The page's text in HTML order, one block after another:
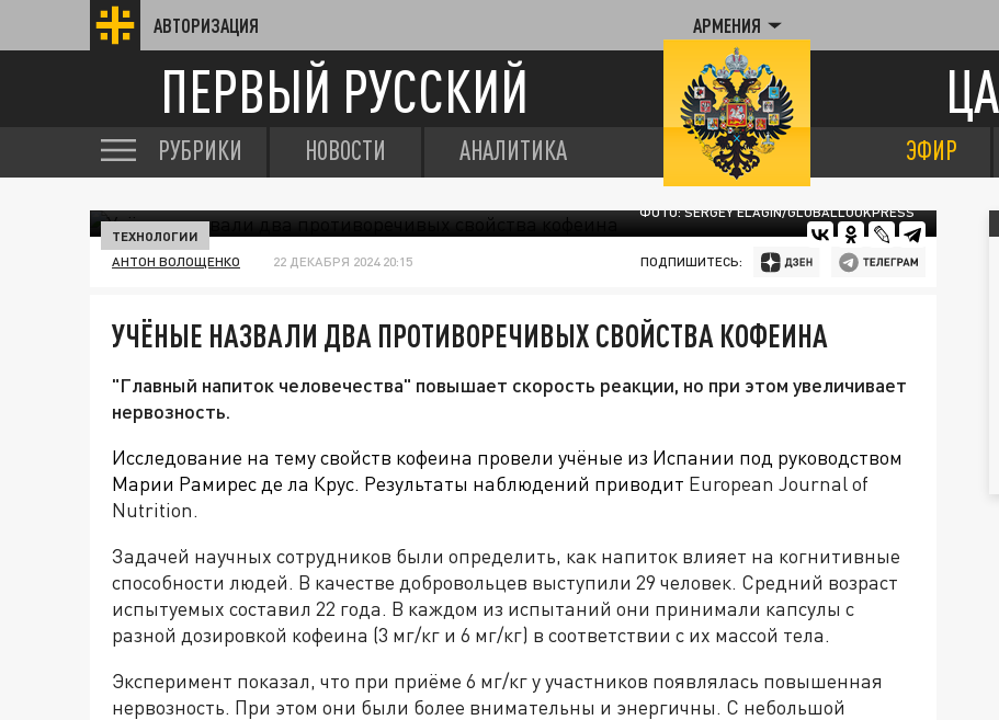
АВТОРИЗАЦИЯ АРМЕНИЯ
ПЕРВЫЙ РУССКИЙ
РУБРИКИ НОВОСТИ АНАЛИТИКА ЭФИР
ФОТО: SERGEY ELAGIN/GLOBALLOOKPRESS
ТЕХНОЛОГИИ
АНТОН ВОЛОЩЕНКО 22 ДЕКАБРЯ 2024 20:15 ПОДПИШИТЕСЬ:
УЧЁНЫЕ НАЗВАЛИ ДВА ПРОТИВОРЕЧИВЫХ СВОЙСТВА КОФЕИНА
"Главный напиток человечества" повышает скорость реакции, но при этом увеличивает
нервозность.
Исследование на тему свойств кофеина провели учёные из Испании под руководством
Марии Рамирес де ла Крус. Результаты наблюдений приводит European Journal of
Nutrition.
Задачей научных сотрудников были определить, как напиток влияет на когнитивные
способности людей. В качестве добровольцев выступили 29 человек. Средний возраст
испытуемых составил 22 года. В каждом из испытаний они принимали капсулы с
разной дозировкой кофеина (3 мг/кг и 6 мг/кг) в соответствии с их массой тела.
Эксперимент показал, что при приёме 6 мг/кг у участников появлялась повышенная
нервозность. При этом они были более внимательны и энергичны. С небольшой